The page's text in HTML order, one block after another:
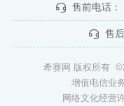
售前电话：
售
希赛网 版权所有
增值电信业
网络文化经营